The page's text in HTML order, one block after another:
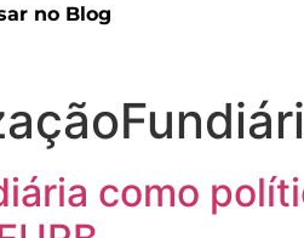
no Blog
como